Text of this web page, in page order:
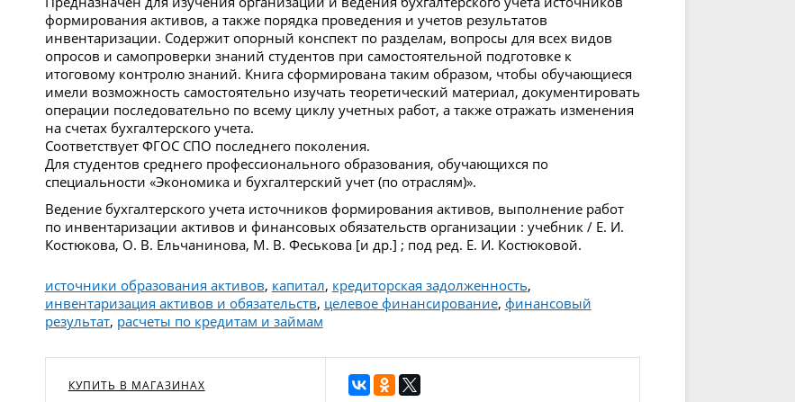
формирования активов, а также порядка проведения и учетов результатов
инвентаризации. Содержит опорный конспект по разделам, вопросы для всех видов
опросов и самопроверки знаний студентов при самостоятельной подготовке к
итоговому контролю знаний. Книга сформирована таким образом, чтобы обучающиеся
имели возможность самостоятельно изучать теоретический материал, документировать
операции последовательно по всему циклу учетных работ, а также отражать изменения
на счетах бухгалтерского учета.
Соответствует ФГОС СПО последнего поколения.
Для студентов среднего профессионального образования, обучающихся по
специальности «Экономика и бухгалтерский учет (по отраслям)».
Ведение бухгалтерского учета источников формирования активов, выполнение работ
по инвентаризации активов и финансовых обязательств организации : учебник / Е. И.
Костюкова, О. В. Ельчанинова, М. В. Феськова [и др.] ; под ред. Е. И. Костюковой.
источники образования активов, капитал, кредиторская задолженность,
инвентаризация активов и обязательств, целевое финансирование, финансовый
результат, расчеты по кредитам и займам
КУПИТЬ В МАГАЗИНАХ